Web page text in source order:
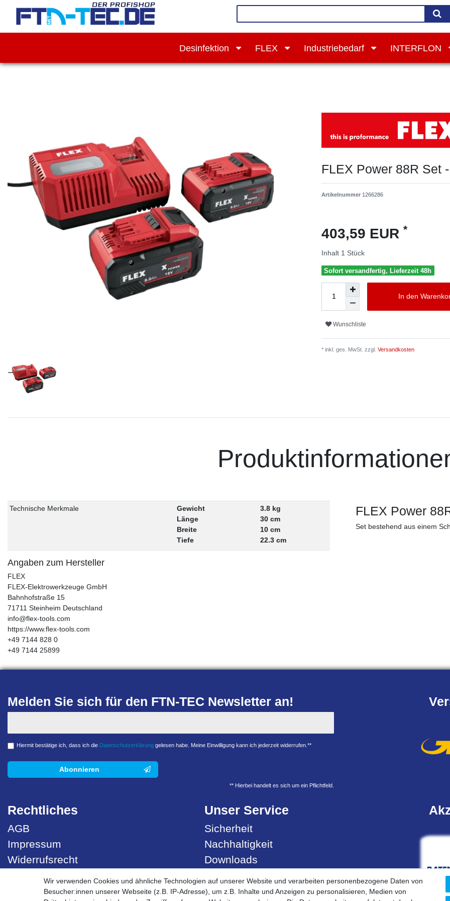
Desinfektion FLEX Industriebedarf INTERFLON
FLEX Power 88R Set
Artikelnummer 1266286
403,59 EUR *
Inhalt 1 Stück
Sofort versandfertig, Lieferzeit 48h
In den
Wunschliste
* inkl. ges. MwSt. zzgl. Versandkosten
Technische Merkmale Gewicht
3.8 kg
Länge
30 cm
Breite
10 cm
Tiefe
22.3 cm
Angaben zum Hersteller
FLEX
FLEX-Elektrowerkzeuge GmbH
Bahnhofstraße 15
71711 Steinheim Deutschland
info@flex-tools.com
https://www.flex-tools.com
+49 7144 828 0
+49 7144 25899
FLEX Power
Set bestehend aus einem
Melden Sie sich für den FTN-TEC Newsletter an!
Hiermit bestätige ich, dass ich die Daten­schutz­erklärunggelesen habe. Meine Einwilligung kann ich jederzeit widerrufen.**
Abonnieren
** Hierbei handelt es sich um ein Pflichtfeld.
Rechtliches
AGB
Impressum
Widerrufsrecht
Unser Service
Sicherheit
Nachhaltigkeit
Downloads
Wir verwenden Cookies und ähnliche Technologien auf unserer Website und verarbeiten personenbezogene Daten von
Besucher:innen unserer Webseite (z.B. IP-Adresse), um z.B. Inhalte und Anzeigen zu personalisieren, Medien von